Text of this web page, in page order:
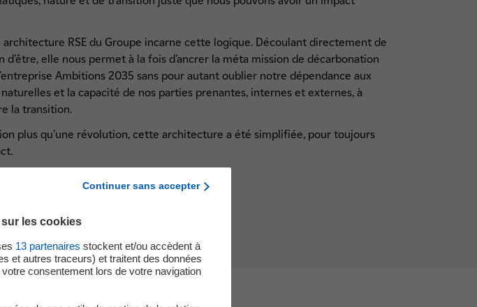
architecture RSE du Groupe incarne cette logique. Découlant directement de
d’être, elle nous permet à la fois d’ancrer la méta mission de décarbonation
Ambitions 2035 sans pour autant oublier notre dépendance aux
et la capacité de nos parties prenantes, internes et externes, à
la transition.
plus qu’une révolution, cette architecture a été simplifiée, pour toujours
la Direction Impact
Continuer sans accepter
les cookies
13 partenaires stockent et/ou accèdent à
et autres traceurs) et traitent des données
consentement lors de votre navigation